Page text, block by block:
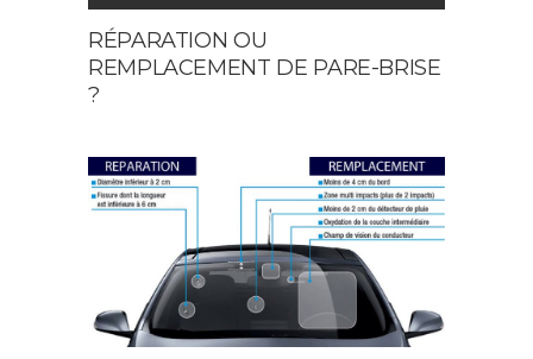
This
field
should
left
blank
RÉPARATION OU
REMPLACEMENT DE PARE-BRISE
?